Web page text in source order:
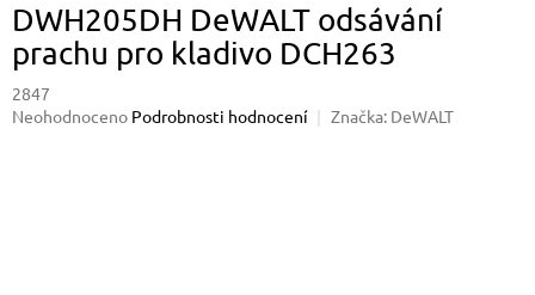
DWH205DH DeWALT odsávání
prachu pro kladivo DCH263
2847
Průměrné
Neohodnoceno Podrobnosti hodnocení Značka: DeWALT